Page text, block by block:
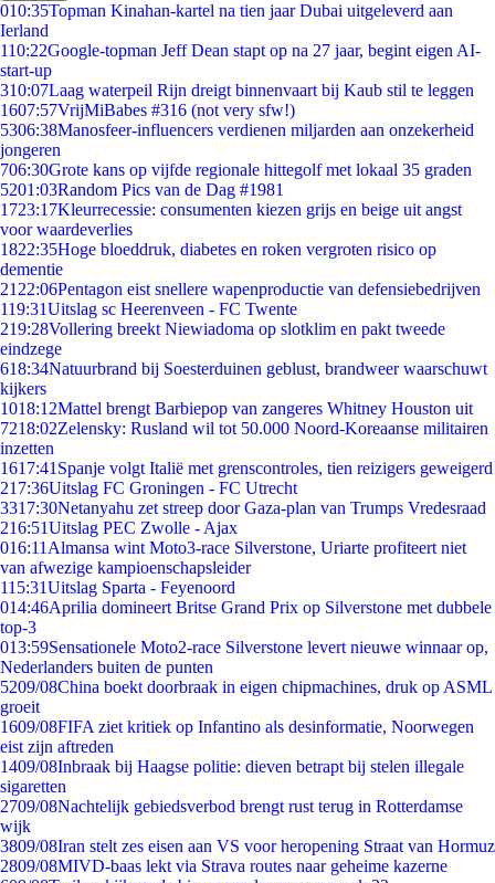
010:35Topman Kinahan-kartel na tien jaar Dubai uitgeleverd aan
Ierland
110:22Google-topman Jeff Dean stapt op na 27 jaar, begint eigen AI-
start-up
310:07Laag waterpeil Rijn dreigt binnenvaart bij Kaub stil te leggen
1607:57VrijMiBabes #316 (not very sfw!)
5306:38Manosfeer-influencers verdienen miljarden aan onzekerheid
jongeren
706:30Grote kans op vijfde regionale hittegolf met lokaal 35 graden
5201:03Random Pics van de Dag #1981
1723:17Kleurrecessie: consumenten kiezen grijs en beige uit angst
voor waardeverlies
1822:35Hoge bloeddruk, diabetes en roken vergroten risico op
dementie
21 22:06Pentagon eist snellere wapenproductie van defensiebedrijven
119:31Uitslag sc Heerenveen - FC Twente
219:28Vollering breekt Niewiadoma op slotklim en pakt tweede
eindzege
618:34Natuurbrand bij Soesterduinen geblust, brandweer waarschuwt
kijkers
1018:12Mattel brengt Barbiepop van zangeres Whitney Houston uit
7218:02Zelensky: Rusland wil tot 50.000 Noord-Koreaanse militairen
inzetten
1617:41 Spanje volgt Italië met grenscontroles, tien reizigers geweigerd
217:36Uitslag FC Groningen - FC Utrecht
3317:30Netanyahu zet streep door Gaza-plan van Trumps Vredesraad
216:51Uitslag PEC Zwolle - Ajax
016:11 Almansa wint Moto3-race Silverstone, Uriarte profiteert niet
van afwezige kampioenschapsleider
115:31Uitslag Sparta - Feyenoord
014:46Aprilia domineert Britse Grand Prix op Silverstone met dubbele
top-3
013:59Sensationele Moto2-race Silverstone levert nieuwe winnaar op,
Nederlanders buiten de punten
5209/08China boekt doorbraak in eigen chipmachines, druk op ASML
groeit
1609/08FIFA ziet kritiek op Infantino als desinformatie, Noorwegen
eist zijn aftreden
1409/08Inbraak bij Haagse politie: dieven betrapt bij stelen illegale
sigaretten
2709/08Nachtelijk gebiedsverbod brengt rust terug in Rotterdamse
wijk
3809/08Iran stelt zes eisen aan VS voor heropening Straat van Hormuz
2809/08MIVD-baas lekt via Strava routes naar geheime kazerne